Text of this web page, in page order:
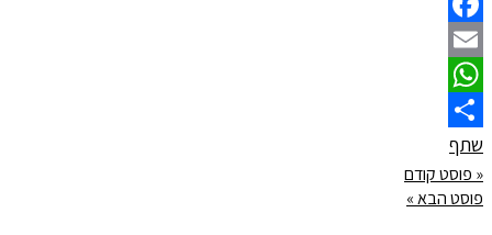
Facebook
Email
WhatsApp
שתף
« פוסט קודם
פוסט הבא »